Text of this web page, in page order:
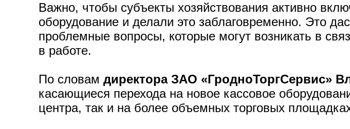
Важно, чтобы субъекты хозяйствования активно
оборудование и делали это заблаговременно. Это
проблемные вопросы, которые могут возникать в
в работе.
По словам директора ЗАО «ГродноТоргСервис»
касающиеся перехода на новое кассовое
центра, так и на более объемных торговых